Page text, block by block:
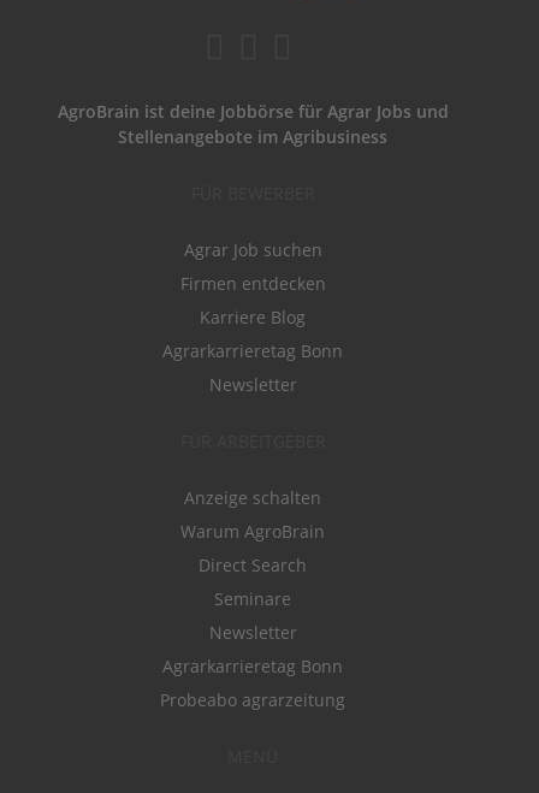
AgroBrain ist deine Jobbörse für Agrar Jobs und
Stellenangebote im Agribusiness
Agrar Job suchen
Firmen entdecken
Karriere Blog
Agrarkarrieretag Bonn
Newsletter
Anzeige schalten
Warum AgroBrain
Direct Search
Seminare
Newsletter
Agrarkarrieretag Bonn
Probeabo agrarzeitung